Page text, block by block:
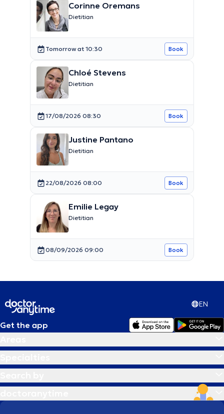
Corinne Oremans
Dietitian
Tomorrow at 10:30 Book
Chloé Stevens
Dietitian
17/08/2026 08:30 Book
Justine Pantano
Dietitian
22/08/2026 08:00 Book
Emilie Legay
Dietitian
08/09/2026 09:00 Book
EN
Get the app